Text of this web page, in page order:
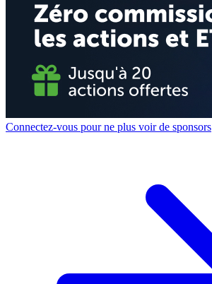
Connectez-vous pour ne plus voir de sponsors